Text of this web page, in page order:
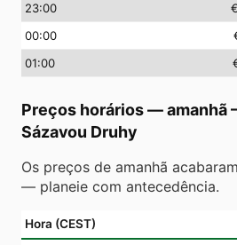
23:00
00:00
01:00
Preços horários — amanhã
Sázavou Druhy
Os preços de amanhã
— planeie com antecedência.
Hora (CEST)